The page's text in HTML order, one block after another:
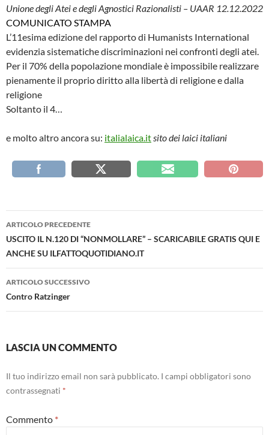
Unione degli Atei e degli Agnostici Razionalisti – UAAR 12.12.2022
COMUNICATO STAMPA
L’11esima edizione del rapporto di Humanists International
evidenzia sistematiche discriminazioni nei confronti degli atei.
Per il 70% della popolazione mondiale è impossibile realizzare
pienamente il proprio diritto alla libertà di religione e dalla
religione
Soltanto il 4…
e molto altro ancora su: italialaica.it sito dei laici italiani
Navigazione
articolo
ARTICOLO PRECEDENTE
USCITO IL N.120 DI “NONMOLLARE” – SCARICABILE GRATIS QUI E
ANCHE SU ILFATTOQUOTIDIANO.IT
ARTICOLO SUCCESSIVO
Contro Ratzinger
LASCIA UN COMMENTO
Il tuo indirizzo email non sarà pubblicato. I campi obbligatori sono
contrassegnati *
Commento *